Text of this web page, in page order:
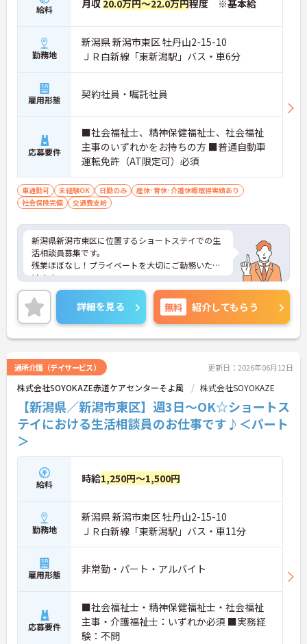
給料 月収 20.0万円～22.0万円程度 ※基本給
勤務地
新潟県 新潟市東区 牡丹山2-15-10
ＪＲ白新線「東新潟駅」バス・車6分
雇用形態 契約社員・嘱託社員
応募要件
■社会福祉士、精神保健福祉士、社会福祉
主事のいずれかをお持ちの方 ■普通自動車
運転免許（AT限定可）必須
車通勤可 未経験OK 日勤のみ
産休･育休･介護休暇取得実績あり
社会保険完備
交通費支給
新潟県新潟市東区に位置するショートステイでの生
活相談員募集です。
残業ほぼなし！プライベートを大切にご勤務いただ
けます。
ご興味をお持ちの方には詳細の情報や面接のポイン
トをお伝えしますのでお気軽にお問い合わせくださ
いませ。
詳細を見る 無料 紹介してもらう
通所介護（デイサービス） 更新日：2026年06月12日
株式会社SOYOKAZE赤道ケアセンターそよ風 株式会社SOYOKAZE
【新潟県／新潟市東区】週3日～OK☆ショートス
テイにおける生活相談員のお仕事です♪＜パート
＞
給料 時給1,250円～1,500円
勤務地
新潟県 新潟市東区 牡丹山2-15-10
ＪＲ白新線「東新潟駅」バス・車11分
雇用形態 非常勤・パート・アルバイト
応募要件
■社会福祉士・精神保健福祉士・社会福祉
主事・介護福祉士：いずれか必須 ■実務経
験：不問